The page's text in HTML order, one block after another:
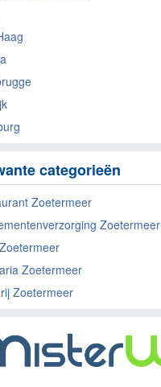
categorieën
Zoetermeer
Zoetermeer
Zoetermeer
Zoetermeer